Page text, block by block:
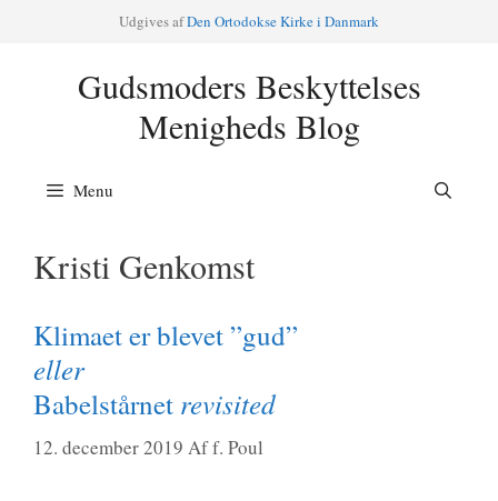
Udgi­ves afDen Orto­dok­se Kir­ke i Danmark
Gudsmoders Beskyttelses
Menigheds Blog
Menu
Kristi Genkomst
Klimaet er blevet ”gud”
eller
Babelstårnet revisited
12. december 2019 Aff. Poul